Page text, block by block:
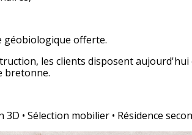
géobiologique offerte.
les clients disposent
bretonne.
• Sélection mobilier • Résidence